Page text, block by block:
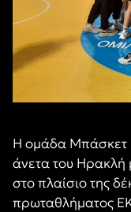
Η ομάδα Μπάσκετ
άνετα του Ηρακλή
στο πλαίσιο της
πρωταθλήματος